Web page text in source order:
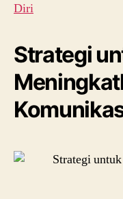
Diri
Strategi